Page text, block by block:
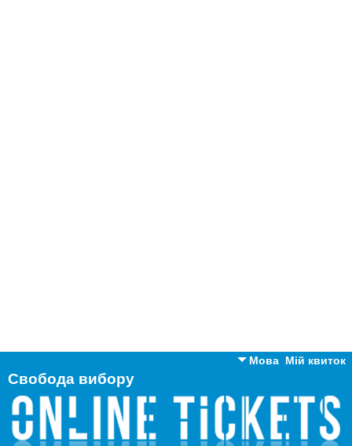
Мій квиток
Мова
Англійська
Російська
Свобода вибору